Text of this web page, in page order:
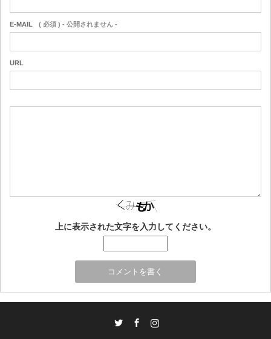
E-MAIL ( 必須 ) - 公開されません -
URL
上に表示された文字を入力してください。